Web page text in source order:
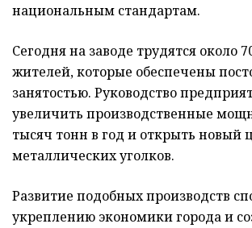
национальным стандартам.
Сегодня на заводе трудятся около
жителей, которые обеспечены
занятостью. Руководство
увеличить производственные
тысяч тонн в год и открыть новый
металлических уголков.
Развитие подобных производств
укреплению экономики города и